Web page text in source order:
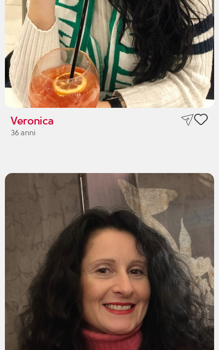
Veronica
36 anni